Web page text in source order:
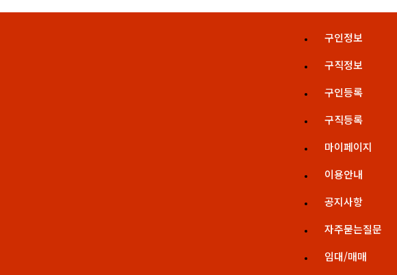
구인정보
구직정보
구인등록
구직등록
마이페이지
이용안내
공지사항
자주묻는질문
임대/매매